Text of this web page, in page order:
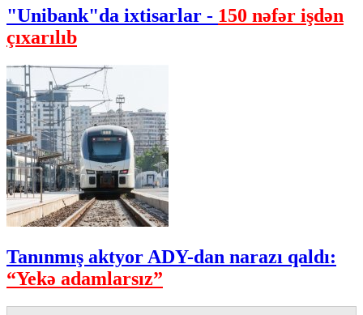
"Unibank"da ixtisarlar - 150 nəfər işdən
çıxarılıb
Tanınmış aktyor ADY-dan narazı qaldı:
“Yekə adamlarsız”